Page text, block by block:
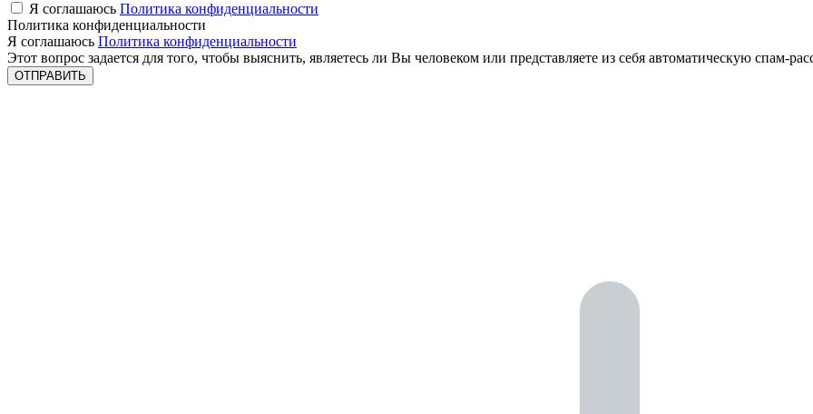
Я соглашаюсь Политика конфиденциальности
Политика конфиденциальности
Я соглашаюсь Политика конфиденциальности
Этот вопрос задается для того, чтобы выяснить, являетесь ли Вы человеком или представляете из себя автоматическую спам-